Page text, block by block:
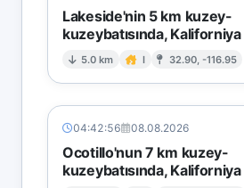
Lakeside'nin 5 km kuzey-
kuzeybatısında, Kaliforniya
5.0 km I 32.90, -116.95
04:42:56 08.08.2026
Ocotillo'nun 7 km kuzey-
kuzeybatısında, Kaliforniya